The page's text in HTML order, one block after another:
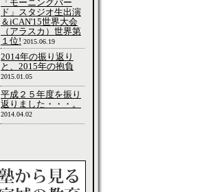
「モーニングバー
ド」スタジオ生出演
＆iCAN'15世界大会
（アラスカ）世界第
１位! 2015.06.19
2014年の振り返り
と、2015年の抱負
2015.01.05
平成２５年度を振り
返りました・・・。
2014.04.02